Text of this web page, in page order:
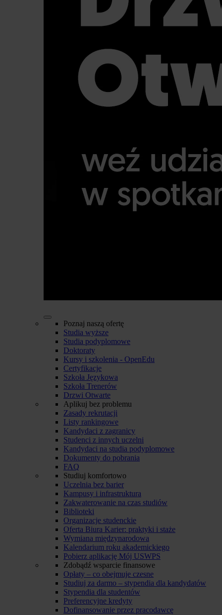
Poznaj naszą ofertę
Studia wyższe
Studia podyplomowe
Doktoraty
Kursy i szkolenia - OpenEdu
Certyfikacje
Szkoła Językowa
Szkoła Trenerów
Drzwi Otwarte
Aplikuj bez problemu
Zasady rekrutacji
Listy rankingowe
Kandydaci z zagranicy
Studenci z innych uczelni
Kandydaci na studia podyplomowe
Dokumenty do pobrania
FAQ
Studiuj komfortowo
Uczelnia bez barier
Kampusy i infrastruktura
Zakwaterowanie na czas studiów
Biblioteki
Organizacje studenckie
Oferta Biura Karier: praktyki i staże
Wymiana międzynarodowa
Kalendarium roku akademickiego
Pobierz aplikację Mój USWPS
Zdobądź wsparcie finansowe
Opłaty – co obejmuje czesne
Studiuj za darmo – stypendia dla kandydatów
Stypendia dla studentów
Preferencyjne kredyty
Dofinansowanie przez pracodawcę